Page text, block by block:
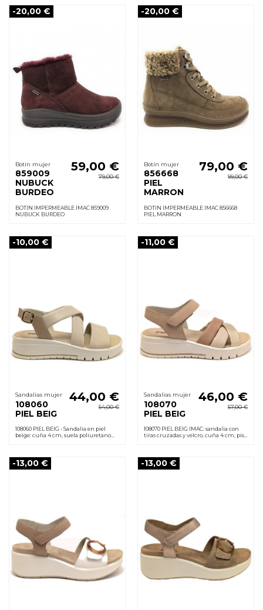
-20,00 €
Botín mujer
859009
NUBUCK
BURDEO
59,00 €
79,00 €
BOTIN IMPERMEABLE IMAC 859009
NUBUCK BURDEO
-20,00 €
Botín mujer
856668
PIEL
MARRON
79,00 €
99,00 €
BOTIN IMPERMEABLE IMAC 856668
PIEL MARRON
-10,00 €
Sandalias mujer
108060
PIEL BEIG
44,00 €
54,00 €
108060 PIEL BEIG - Sandalia en piel
beige: cuña 4 cm, suela poliuretano
-11,00 €
Sandalias mujer
108070
PIEL BEIG
46,00 €
57,00 €
108070 PIEL BEIG IMAC: sandalia con
tiras cruzadas y velcro, cuña 4 cm, piso
-13,00 € -13,00 €